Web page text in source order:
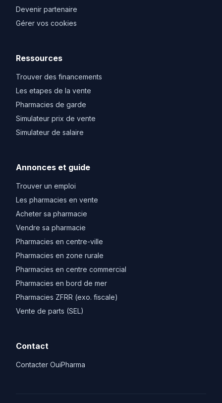
Devenir partenaire
Gérer vos cookies
Ressources
Trouver des financements
Les etapes de la vente
Pharmacies de garde
Simulateur prix de vente
Simulateur de salaire
Annonces et guide
Trouver un emploi
Les pharmacies en vente
Acheter sa pharmacie
Vendre sa pharmacie
Pharmacies en centre-ville
Pharmacies en zone rurale
Pharmacies en centre commercial
Pharmacies en bord de mer
Pharmacies ZFRR (exo. fiscale)
Vente de parts (SEL)
Contact
Contacter OuiPharma